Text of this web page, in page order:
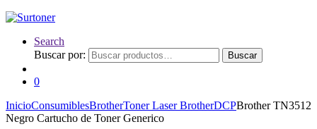
Search
Buscar por:
Buscar
0
InicioConsumiblesBrotherToner Laser BrotherDCPBrother TN3512
Negro Cartucho de Toner Generico